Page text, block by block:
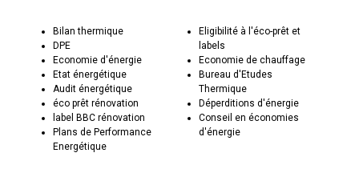
Bilan thermique
DPE
Economie d'énergie
Etat énergétique
Audit énergétique
éco prêt rénovation
label BBC rénovation
Plans de Performance
Energétique
Eligibilité à l'éco-prêt et
labels
Economie de chauffage
Bureau d'Etudes
Thermique
Déperditions d'énergie
Conseil en économies
d'énergie